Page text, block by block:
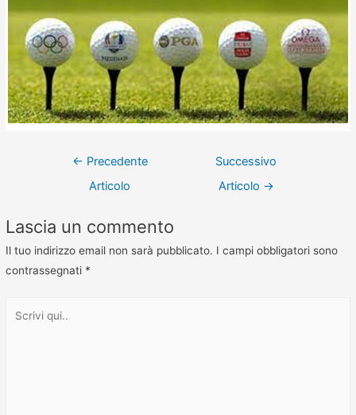
← Precedente
Articolo
Successivo
Articolo →
Lascia un commento
Il tuo indirizzo email non sarà pubblicato. I campi obbligatori sono
contrassegnati *